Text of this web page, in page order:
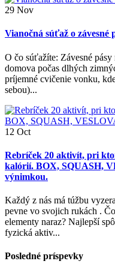
29 Nov
Vianočná súťaž o závesné
O čo súťažíte: Závesné
domova počas dlhých
príjemné cvičenie vonku,
sebou)...
12 Oct
Rebríček 20 aktivít, pri
kalórií. BOX, SQUASH,
výnimkou.
Každý z nás má túžbu
pevne vo svojich rukách .
elementy naraz? Najlepší
fyzická aktiv...
Posledné príspevky